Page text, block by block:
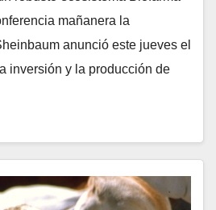
mañanera la
anunció este jueves el
inversión y la producción de